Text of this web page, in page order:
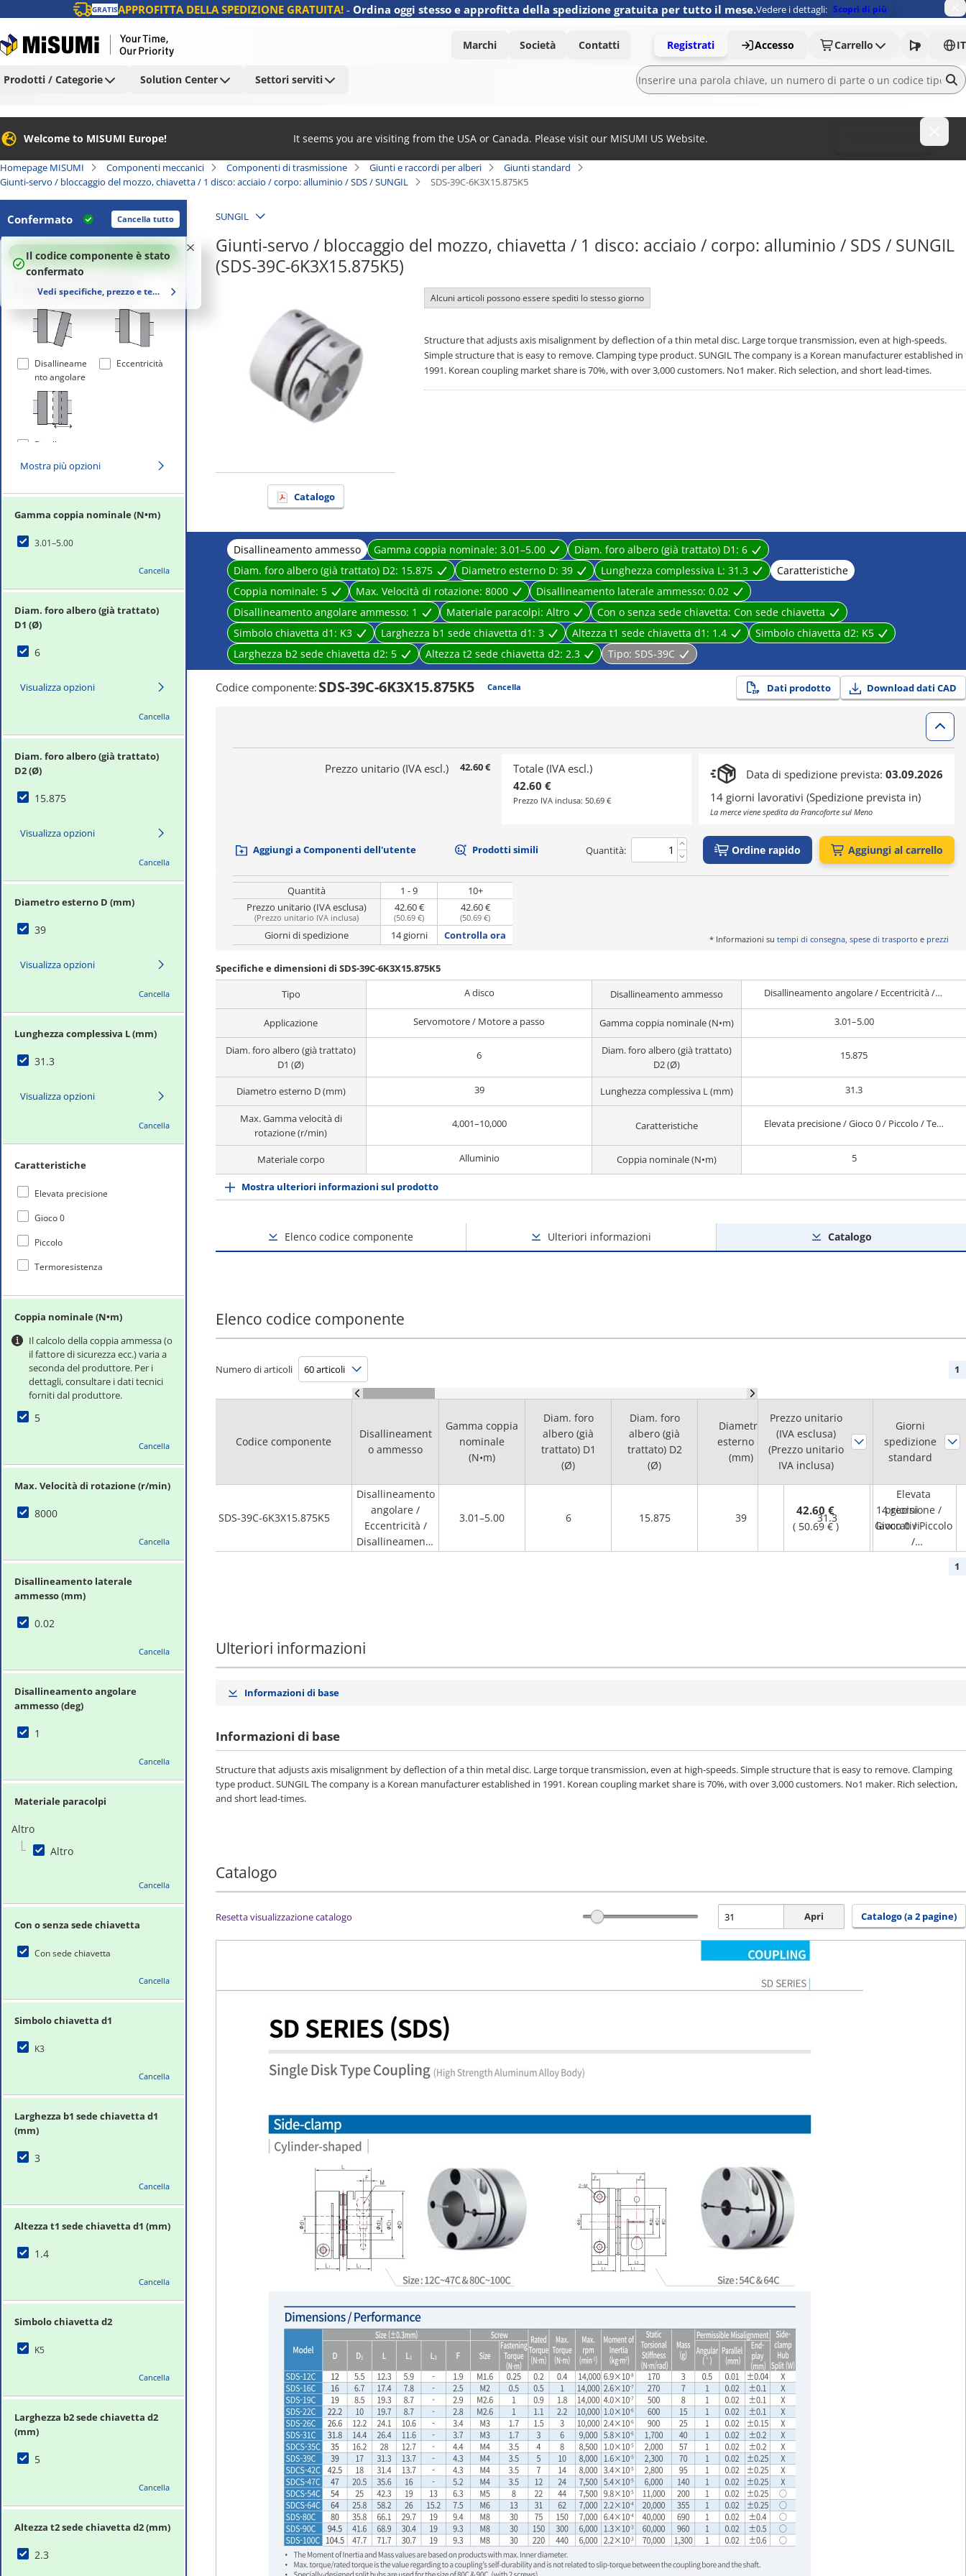
GRATISAPPROFITTA DELLA SPEDIZIONE GRATUITA! - Ordina oggi stesso e approfitta della spedizione gratuita per tutto il mese.Vedere i dettagli: Scopri di più
Marchi Società Contatti Registrati Accesso Carrello IT
Prodotti / Categorie Solution Center Settori serviti
Welcome to MISUMI Europe! It seems you are visiting from the USA or Canada. Please visit our MISUMI US Website.
Homepage MISUMI Componenti meccanici Componenti di trasmissione Giunti e raccordi per alberi
Giunti standard
Giunti-servo / bloccaggio del mozzo, chiavetta / 1 disco: acciaio / corpo: alluminio / SDS / SUNGIL
SDS-39C-6K3X15.875K5
Confermato Cancella tutto
100%
Il codice componente è stato
confermato
Vedi specifiche, prezzo e tempi di consegna
Disallineamento ammesso
Disallineame
nto angolare
Eccentricità
Disallineame
Mostra più opzioni
Gamma coppia nominale (N•m)
3.01–5.00
Cancella
Diam. foro albero (già trattato)
D1 (Ø)
6
Visualizza opzioni
Cancella
Diam. foro albero (già trattato)
D2 (Ø)
15.875
Visualizza opzioni
Cancella
Diametro esterno D (mm)
39
Visualizza opzioni
Cancella
Lunghezza complessiva L (mm)
31.3
Visualizza opzioni
Cancella
Caratteristiche
Elevata precisione
Gioco 0
Piccolo
Termoresistenza
Coppia nominale (N•m)
Il calcolo della coppia ammessa (o
il fattore di sicurezza ecc.) varia a
seconda del produttore. Per i
dettagli, consultare i dati tecnici
forniti dal produttore.
5
Cancella
Max. Velocità di rotazione (r/min)
8000
Cancella
Disallineamento laterale
ammesso (mm)
0.02
Cancella
Disallineamento angolare
ammesso (deg)
1
Cancella
Materiale paracolpi
Altro
Altro
Cancella
Con o senza sede chiavetta
Con sede chiavetta
Cancella
Simbolo chiavetta d1
K3
Cancella
Larghezza b1 sede chiavetta d1
(mm)
3
Cancella
Altezza t1 sede chiavetta d1 (mm)
1.4
Cancella
Simbolo chiavetta d2
K5
Cancella
Larghezza b2 sede chiavetta d2
(mm)
5
Cancella
Altezza t2 sede chiavetta d2 (mm)
2.3
SUNGIL
Giunti-servo / bloccaggio del mozzo, chiavetta / 1 disco: acciaio / corpo: alluminio / SDS / SUNGIL
(SDS-39C-6K3X15.875K5)
Catalogo
Alcuni articoli possono essere spediti lo stesso giorno
Structure that adjusts axis misalignment by deflection of a thin metal disc. Large torque transmission, even at high-speeds.
Simple structure that is easy to remove. Clamping type product. SUNGIL The company is a Korean manufacturer established in
1991. Korean coupling market share is 70%, with over 3,000 customers. No1 maker. Rich selection, and short lead-times.
Disallineamento ammesso Gamma coppia nominale: 3.01–5.00 Diam. foro albero (già trattato) D1: 6
Diam. foro albero (già trattato) D2: 15.875 Diametro esterno D: 39 Lunghezza complessiva L: 31.3
Caratteristiche
Coppia nominale: 5 Max. Velocità di rotazione: 8000 Disallineamento laterale ammesso: 0.02
Disallineamento angolare ammesso: 1 Materiale paracolpi: Altro Con o senza sede chiavetta: Con sede chiavetta
Simbolo chiavetta d1: K3 Larghezza b1 sede chiavetta d1: 3 Altezza t1 sede chiavetta d1: 1.4 Simbolo chiavetta d2: K5
Larghezza b2 sede chiavetta d2: 5 Altezza t2 sede chiavetta d2: 2.3 Tipo: SDS-39C
Codice componente: SDS-39C-6K3X15.875K5 Cancella Dati prodotto Download dati CAD
Prezzo unitario (IVA escl.) 42.60 €
Totale (IVA escl.)
42.60 €
Prezzo IVA inclusa: 50.69 €
Data di spedizione prevista: 03.09.2026
14 giorni lavorativi (Spedizione prevista in)
La merce viene spedita da Francoforte sul Meno
Aggiungi a Componenti dell'utente Prodotti simili Quantità: Ordine rapido Aggiungi al carrello
Quantità 1 - 9
10+
Prezzo unitario (IVA esclusa)
(Prezzo unitario IVA inclusa)
42.60 €
(50.69 €)
42.60 €
(50.69 €)
Giorni di spedizione 14 giorni Controlla ora * Informazioni su tempi di consegna, spese di trasporto e prezzi
Specifiche e dimensioni di SDS-39C-6K3X15.875K5
Tipo
A disco Disallineamento ammesso Disallineamento angolare / Eccentricità / Disallineamento assiale
Applicazione Servomotore / Motore a passo Gamma coppia nominale (N•m) 3.01–5.00
Diam. foro albero (già trattato)
D1 (Ø)
6
Diam. foro albero (già trattato)
D2 (Ø)
15.875
Diametro esterno D (mm) 39 Lunghezza complessiva L (mm) 31.3
Max. Gamma velocità di
rotazione (r/min)
4,001–10,000 Caratteristiche Elevata precisione / Gioco 0 / Piccolo / Termoresistenza
Materiale corpo Alluminio Coppia nominale (N•m) 5
Mostra ulteriori informazioni sul prodotto
Elenco codice componente Ulteriori informazioni Catalogo
Elenco codice componente
Numero di articoli 1
Codice componente
SDS-39C-6K3X15.875K5
Disallineament
o ammesso
Gamma coppia
nominale
(N•m)
Diam. foro
albero (già
trattato) D1
(Ø)
Diam. foro
albero (già
trattato) D2
(Ø)
Diametro
esterno D
(mm)
Lunghezza
complessiva L
(mm)
Caratteristiche
Disallineamento
angolare /
Eccentricità /
Disallineamento
3.01–5.00 6 15.875 39 31.3
Elevata
precisione /
Gioco 0 / Piccolo
/
Prezzo unitario
(IVA esclusa)
(Prezzo unitario
IVA inclusa)
Giorni
spedizione
standard
42.60 €
( 50.69 € )
14 giorni
lavorativi
1
Ulteriori informazioni
Informazioni di base
Informazioni di base
Structure that adjusts axis misalignment by deflection of a thin metal disc. Large torque transmission, even at high-speeds. Simple structure that is easy to remove. Clamping
type product. SUNGIL The company is a Korean manufacturer established in 1991. Korean coupling market share is 70%, with over 3,000 customers. No1 maker. Rich selection,
and short lead-times.
Catalogo
Resetta visualizzazione catalogo Apri Catalogo (a 2 pagine)